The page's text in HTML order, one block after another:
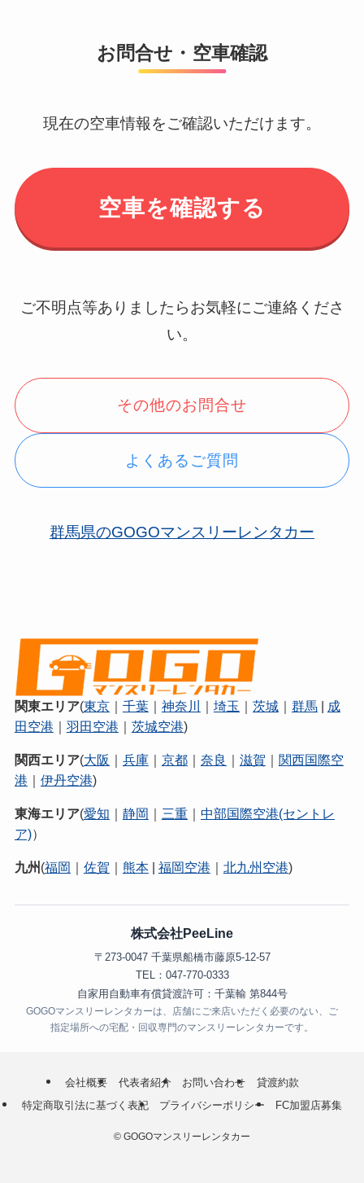
お問合せ・空車確認
現在の空車情報をご確認いただけます。
空車を確認する
ご不明点等ありましたらお気軽にご連絡くださ
い。
その他のお問合せ
よくあるご質問
群馬県のGOGOマンスリーレンタカー
関東エリア(東京｜ 千葉｜ 神奈川 ｜ 埼玉 ｜ 茨城｜ 群馬| 成
田空港 ｜ 羽田空港 ｜ 茨城空港)
関西エリア(大阪 ｜ 兵庫｜ 京都｜ 奈良 ｜ 滋賀 ｜ 関西国際空
港 ｜ 伊丹空港)
東海エリア(愛知 ｜ 静岡 ｜ 三重｜ 中部国際空港(セントレ
ア)）
九州 (福岡 佐賀 熊本| 福岡空港 北九州空港)
株式会社PeeLine
〒273-0047 千葉県船橋市藤原5-12-57
TEL：047-770-0333
自家用自動車有償貸渡許可：千葉輸 第844号
GOGOマンスリーレンタカーは、店舗にご来店いただく必要のない、ご
指定場所への宅配・回収専門のマンスリーレンタカーです。
会社概要 代表者紹介 お問い合わせ
貸渡約款
特定商取引法に基づく表記
プライバシーポリシー FC加盟店募集
© GOGOマンスリーレンタカー